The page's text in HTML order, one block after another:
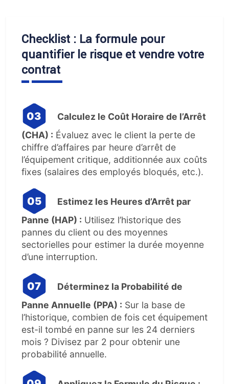
Checklist : La formule pour
quantifier le risque et vendre votre
contrat
Calculez le Coût Horaire de l’Arrêt
(CHA) : Évaluez avec le client la perte de
chiffre d’affaires par heure d’arrêt de
l’équipement critique, additionnée aux coûts
fixes (salaires des employés bloqués, etc.).
Estimez les Heures d’Arrêt par
Panne (HAP) : Utilisez l’historique des
pannes du client ou des moyennes
sectorielles pour estimer la durée moyenne
d’une interruption.
Déterminez la Probabilité de
Panne Annuelle (PPA) : Sur la base de
l’historique, combien de fois cet équipement
est-il tombé en panne sur les 24 derniers
mois ? Divisez par 2 pour obtenir une
probabilité annuelle.